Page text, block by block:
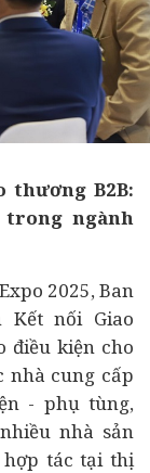
thương B2B:
trong ngành
2025, Ban
Kết nối Giao
điều kiện cho
nhà cung cấp
- phụ tùng,
nhà sản
tác tại thị